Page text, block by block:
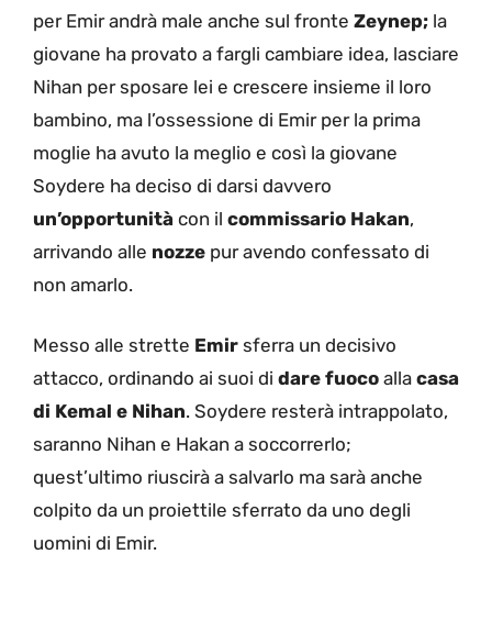
per Emir andrà male anche sul fronte Zeynep; la
giovane ha provato a fargli cambiare idea, lasciare
Nihan per sposare lei e crescere insieme il loro
bambino, ma l’ossessione di Emir per la prima
moglie ha avuto la meglio e così la giovane
Soydere ha deciso di darsi davvero
un’opportunità con il commissario Hakan,
arrivando alle nozze pur avendo confessato di
non amarlo.
Messo alle strette Emir sferra un decisivo
attacco, ordinando ai suoi di dare fuoco alla casa
di Kemal e Nihan. Soydere resterà intrappolato,
saranno Nihan e Hakan a soccorrerlo;
quest’ultimo riuscirà a salvarlo ma sarà anche
colpito da un proiettile sferrato da uno degli
uomini di Emir.